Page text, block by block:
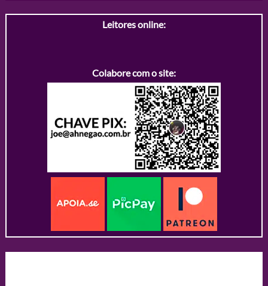
Leitores online:
Colabore com o site: